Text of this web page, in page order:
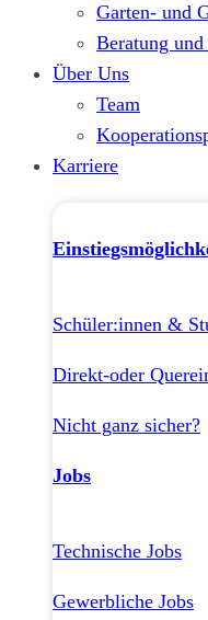
Garten- und
Beratung und
Über Uns
Team
Karriere
Schüler:innen &
Direkt-oder
Nicht ganz sicher?
Jobs
Technische Jobs
Gewerbliche Jobs